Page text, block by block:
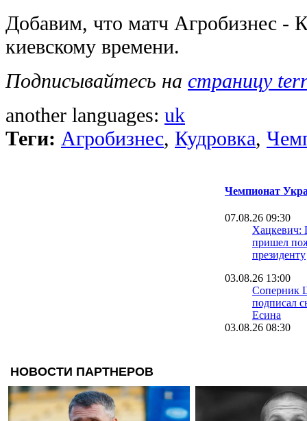
Добавим, что матч Агробизнес -
киевскому времени.
Подписывайтесь на страницу
another languages: uk
Теги: Агробизнес, Кудровка,
Чемпионат
07.08.26 09:30
Хацкевич:
пришел
президенту
03.08.26 13:00
Соперник
подписал
Есина
03.08.26 08:30
16.07.26 18:11
Сергей
нас в